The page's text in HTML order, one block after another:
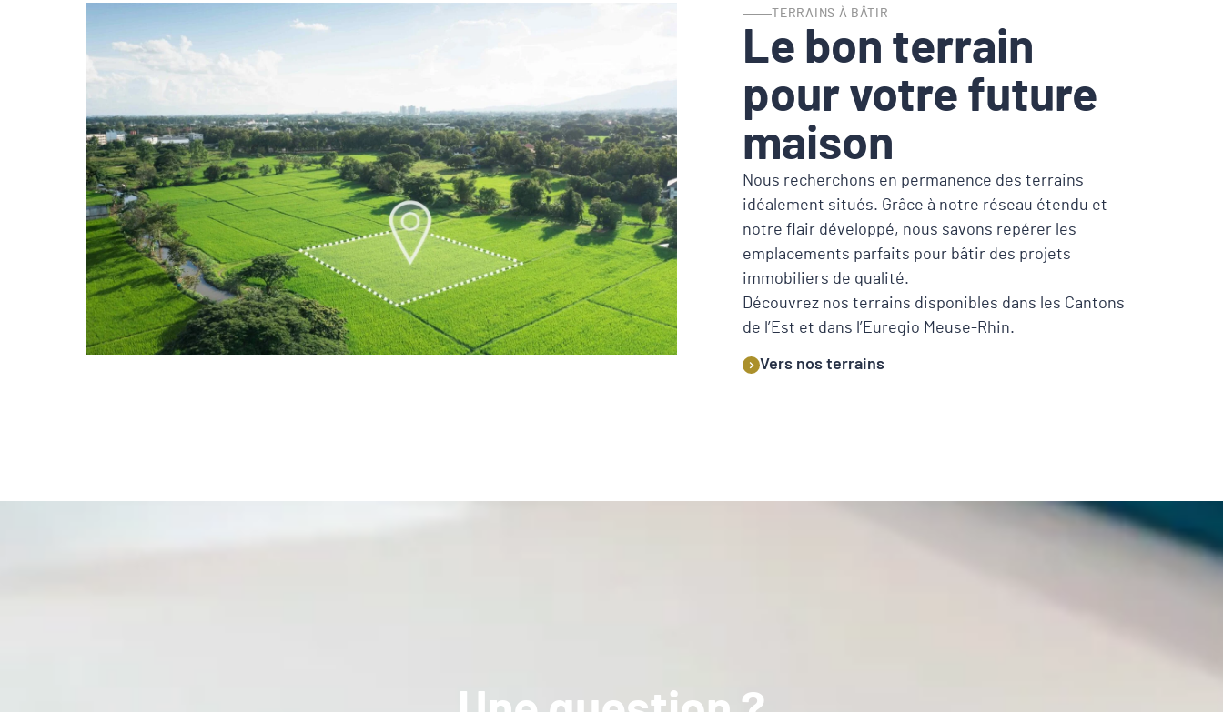
TERRAINS À BÂTIR
Le bon terrain
pour votre future
maison
Nous recherchons en permanence des terrains
idéalement situés. Grâce à notre réseau étendu et
notre flair développé, nous savons repérer les
emplacements parfaits pour bâtir des projets
immobiliers de qualité.
Découvrez nos terrains disponibles dans les Cantons
de l’Est et dans l’Euregio Meuse-Rhin.
Vers nos terrains